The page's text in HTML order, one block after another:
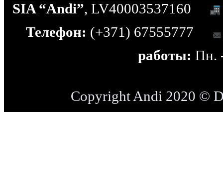
SIA “Andi”, LV40003537160
Телефон: (+371) 67555777
работы: Пн.
Copyright Andi 2020 ©